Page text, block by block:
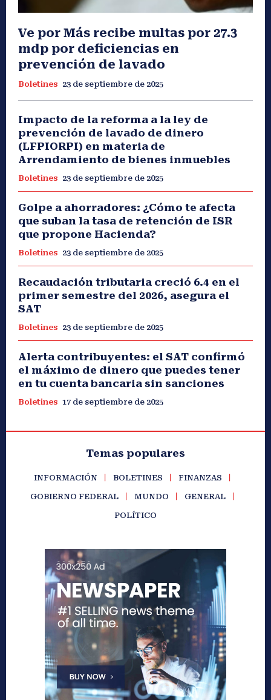
Ve por Más recibe multas por 27.3
mdp por deficiencias en
prevención de lavado
Boletines 23 de septiembre de 2025
Impacto de la reforma a la ley de
prevención de lavado de dinero
(LFPIORPI) en materia de
Arrendamiento de bienes inmuebles
Boletines 23 de septiembre de 2025
Golpe a ahorradores: ¿Cómo te afecta
que suban la tasa de retención de ISR
que propone Hacienda?
Boletines 23 de septiembre de 2025
Recaudación tributaria creció 6.4 en el
primer semestre del 2026, asegura el
SAT
Boletines 23 de septiembre de 2025
Alerta contribuyentes: el SAT confirmó
el máximo de dinero que puedes tener
en tu cuenta bancaria sin sanciones
Boletines 17 de septiembre de 2025
Temas populares
INFORMACIÓN BOLETINES FINANZAS
GOBIERNO FEDERAL MUNDO GENERAL
POLÍTICO